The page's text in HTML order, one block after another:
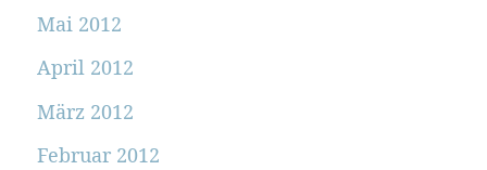
Mai 2012
April 2012
März 2012
Februar 2012